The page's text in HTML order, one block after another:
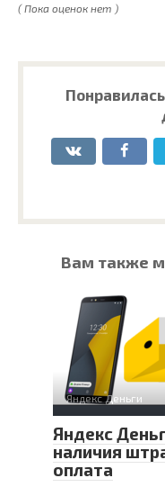
( Пока оценок нет )
Вам также
Яндекс Деньги
Яндекс
наличия
оплата